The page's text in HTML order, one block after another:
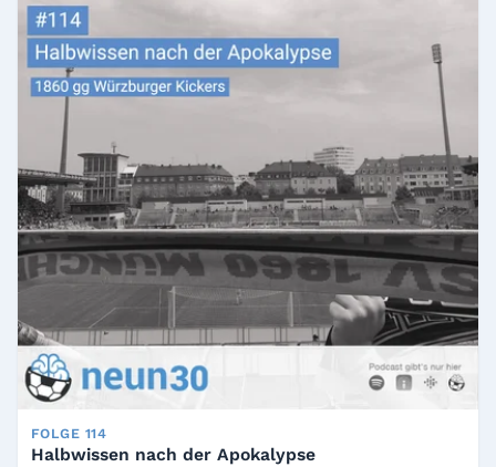
FOLGE 114
Halbwissen nach der Apokalypse